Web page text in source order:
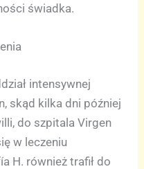
świadka.
intensywnej
skąd kilka dni później
do szpitala Virgen
w leczeniu
H. również trafił do